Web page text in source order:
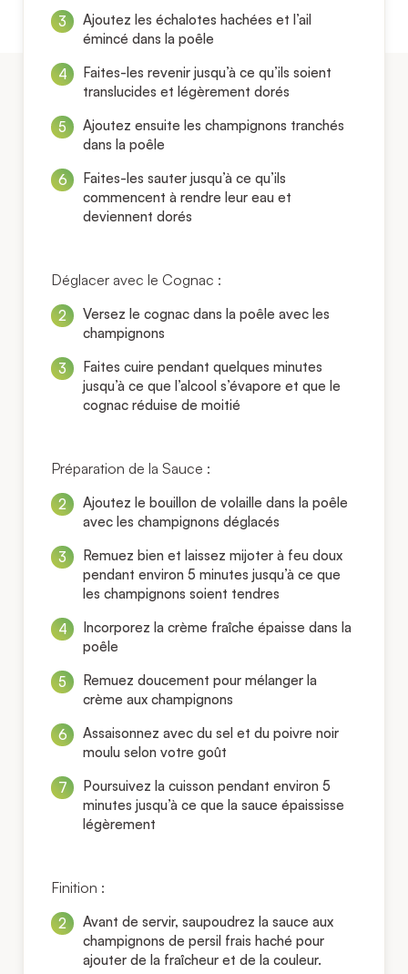
Ajoutez les échalotes hachées et l’ail
émincé dans la poêle
Faites-les revenir jusqu’à ce qu’ils soient
translucides et légèrement dorés
Ajoutez ensuite les champignons tranchés
dans la poêle
Faites-les sauter jusqu’à ce qu’ils
commencent à rendre leur eau et
deviennent dorés
Déglacer avec le Cognac :
Versez le cognac dans la poêle avec les
champignons
Faites cuire pendant quelques minutes
jusqu’à ce que l’alcool s’évapore et que le
cognac réduise de moitié
Préparation de la Sauce :
Ajoutez le bouillon de volaille dans la poêle
avec les champignons déglacés
Remuez bien et laissez mijoter à feu doux
pendant environ 5 minutes jusqu’à ce que
les champignons soient tendres
Incorporez la crème fraîche épaisse dans la
poêle
Remuez doucement pour mélanger la
crème aux champignons
Assaisonnez avec du sel et du poivre noir
moulu selon votre goût
Poursuivez la cuisson pendant environ 5
minutes jusqu’à ce que la sauce épaississe
légèrement
Finition :
Avant de servir, saupoudrez la sauce aux
champignons de persil frais haché pour
ajouter de la fraîcheur et de la couleur.